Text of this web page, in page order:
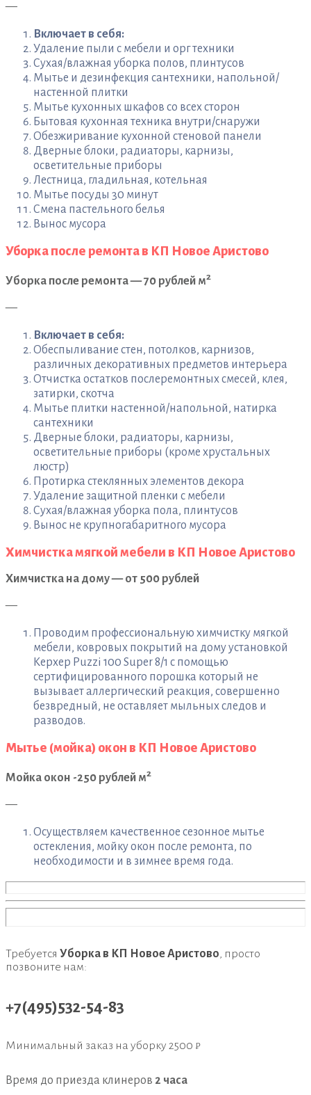
—
Включает в себя:
Удаление пыли с мебели и орг техники
Сухая/влажная уборка полов, плинтусов
Мытье и дезинфекция сантехники, напольной/
настенной плитки
Мытье кухонных шкафов со всех сторон
Бытовая кухонная техника внутри/снаружи
Обезжиривание кухонной стеновой панели
Дверные блоки, радиаторы, карнизы,
осветительные приборы
Лестница, гладильная, котельная
Мытье посуды 30 минут
Смена пастельного белья
Вынос мусора
Уборка после ремонта в КП Новое Аристово
Уборка после ремонта — 70 рублей м2
—
Включает в себя:
Обеспыливание стен, потолков, карнизов,
различных декоративных предметов интерьера
Отчистка остатков послеремонтных смесей, клея,
затирки, скотча
Мытье плитки настенной/напольной, натирка
сантехники
Дверные блоки, радиаторы, карнизы,
осветительные приборы (кроме хрустальных
люстр)
Протирка стеклянных элементов декора
Удаление защитной пленки с мебели
Сухая/влажная уборка пола, плинтусов
Вынос не крупногабаритного мусора
Химчистка мягкой мебели в КП Новое Аристово
Химчистка на дому — от 500 рублей
—
Проводим профессиональную химчистку мягкой
мебели, ковровых покрытий на дому установкой
Керхер Puzzi 100 Super 8/1 с помощью
сертифицированного порошка который не
вызывает аллергический реакция, совершенно
безвредный, не оставляет мыльных следов и
разводов.
Мытье (мойка) окон в КП Новое Аристово
Мойка окон -250 рублей м2
—
Осуществляем качественное сезонное мытье
остекления, мойку окон после ремонта, по
необходимости и в зимнее время года.
Требуется Уборка в КП Новое Аристово, просто
позвоните нам:
+7(495)532-54-83
Минимальный заказ на уборку 2500 ₽
Время до приезда клинеров 2 часа